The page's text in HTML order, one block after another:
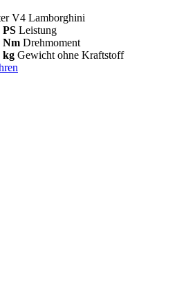
V4 Lamborghini
PS Leistung
Nm Drehmoment
kg Gewicht ohne Kraftstoff